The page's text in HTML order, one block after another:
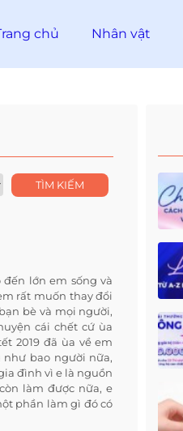
chủ Nhân vật
lớn em sống và
rất muốn thay đổi
bè và mọi người,
cái chết cứ ùa
2019 đã ùa về em
bao người nữa,
đình vì e là nguồn
làm được nữa, e
phần làm gì đó có